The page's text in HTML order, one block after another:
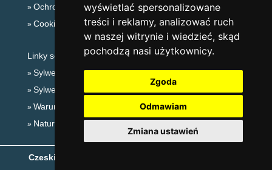
wyświetlać spersonalizowane
treści i reklamy, analizować ruch
w naszej witrynie i wiedzieć, skąd
pochodzą nasi użytkownicy.
Zgoda
Odmawiam
Zmiana ustawień
Ochrona prywatności
Cookies
Linky sezonowe:
Sylwester Karkonosze
Sylwester w górach 2025/26
Warunki narciarskie
Naturalne kąpieliska
Czeskie Góry